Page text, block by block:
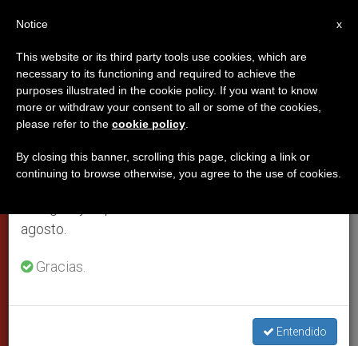
Discurso de Benedicto XVI en la
Basílica de la Anunciación
Galilea
MAYO 14, 2009 00:00
a s c i a
×
Aviso importante
Del 27 de julio al 7 de agosto haremos la pausa
anual, aprovechando que en el periodo de verano
se generan menos informaciones y también el
agosto.
Gracias.
Entendido
x
Notice
This website or its third party tools use cookies, which are
necessary to its functioning and required to achieve the
purposes illustrated in the cookie policy. If you want to know
more or withdraw your consent to all or some of the cookies,
please refer to the cookie policy
By closing this banner, scrolling this page, clicking a link or
continuing to browse otherwise, you agree to the use of cookies.